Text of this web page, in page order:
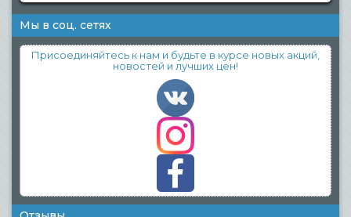
Мы в соц. сетях
Присоединяйтесь к нам и будьте в курсе новых акций,
новостей и лучших цен!